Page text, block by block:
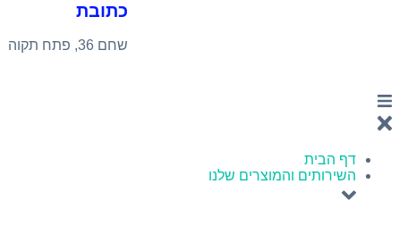
כתובת
שחם 36, פתח תקוה
דף הבית
השירותים והמוצרים שלנו